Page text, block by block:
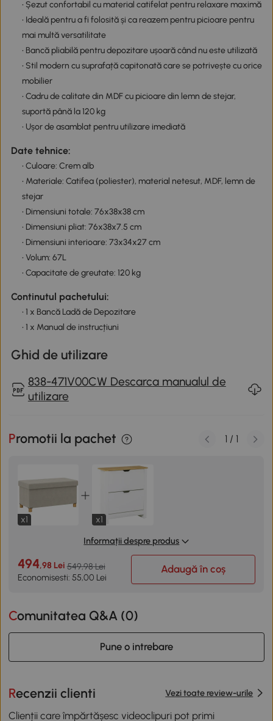
• Șezut confortabil cu material catifelat pentru relaxare maximă
• Ideală pentru a fi folosită și ca reazem pentru picioare pentru
mai multă versatilitate
• Bancă pliabilă pentru depozitare ușoară când nu este utilizată
• Stil modern cu suprafață capitonată care se potrivește cu orice
mobilier
• Cadru de calitate din MDF cu picioare din lemn de stejar,
suportă până la 120 kg
• Ușor de asamblat pentru utilizare imediată
Date tehnice:
• Culoare: Crem alb
• Materiale: Catifea (poliester), material netesut, MDF, lemn de
stejar
• Dimensiuni totale: 76x38x38 cm
• Dimensiuni pliat: 76x38x7.5 cm
• Dimensiuni interioare: 73x34x27 cm
• Volum: 67L
• Capacitate de greutate: 120 kg
Continutul pachetului:
• 1 x Bancă Ladă de Depozitare
• 1 x Manual de instrucțiuni
Ghid de utilizare
838-471V00CW Descarca manualul de
utilizare
Promotii la pachet
x1
x1
Informații despre produs
494,98 Lei 549,98 Lei
Economisesti: 55,00 Lei
Adaugă în coș
1 / 1
Comunitatea Q&A (0)
Pune o intrebare
Recenzii clienti Vezi toate review-urile
Clienții care împărtășesc videoclipuri pot primi